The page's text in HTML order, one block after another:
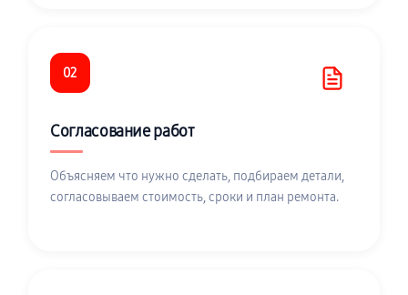
02
Согласование работ
Объясняем что нужно сделать, подбираем детали,
согласовываем стоимость, сроки и план ремонта.